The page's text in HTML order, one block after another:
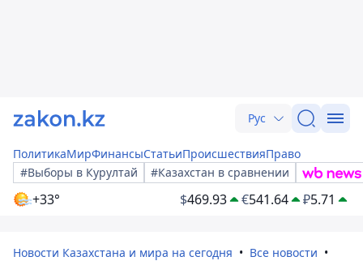
Рус
ПолитикаМирФинансыСтатьиПроисшествияПраво
#Выборы в Курултай
#Казахстан в сравнении
+33° $469.93 €541.64 ₽5.71
Новости Казахстана и мира на сегодня
Все новости